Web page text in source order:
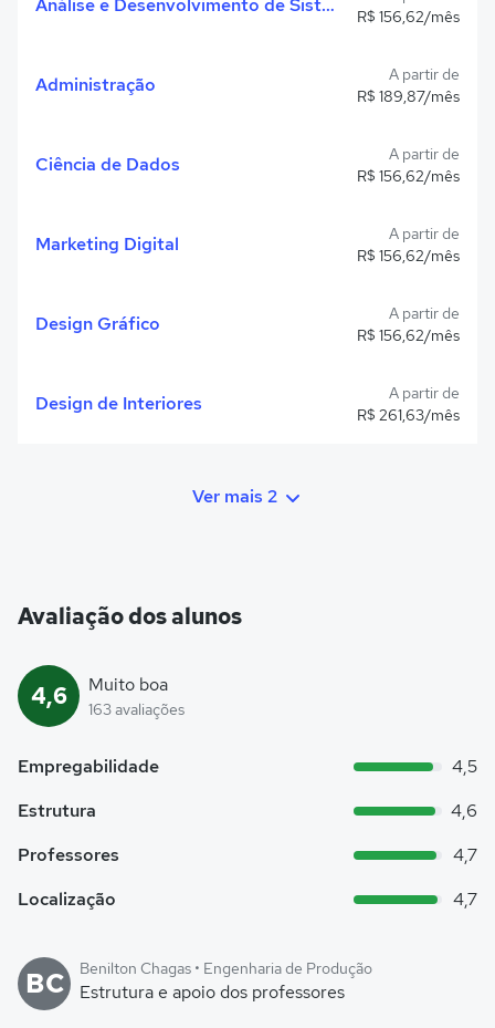
Análise e Desenvolvimento de Sistemas
R$ 156,62/mês
Administração
A partir de
R$ 189,87/mês
Ciência de Dados
A partir de
R$ 156,62/mês
Marketing Digital
A partir de
R$ 156,62/mês
Design Gráfico
A partir de
R$ 156,62/mês
Design de Interiores
A partir de
R$ 261,63/mês
Ver mais 2
Avaliação dos alunos
4,6 Muito boa
163 avaliações
Empregabilidade
4,5
Estrutura
4,6
Professores
4,7
Localização
4,7
BC Benilton Chagas • Engenharia de Produção
Estrutura e apoio dos professores